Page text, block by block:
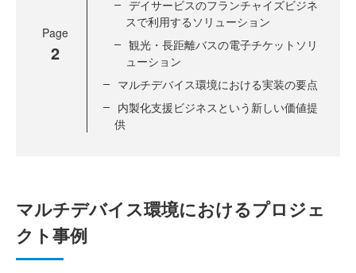
Page
2
デイサービスのフランチャイズビジネ
スで利用するソリューション
観光・長距離バスの電子チケットソリ
ューション
マルチデバイス環境における実装の要点
内製化支援ビジネスという新しい価値提
供
マルチデバイス環境におけるプロジェ
クト事例